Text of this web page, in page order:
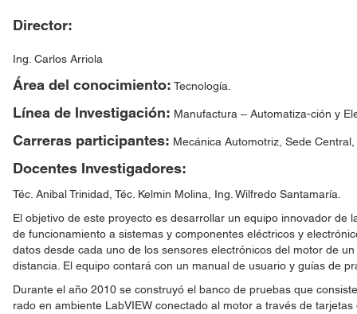
Director:
Ing. Carlos Arriola
Área del conocimiento: Tecnología.
Línea de Investigación: Manufactura – Automatiza-ción y
Carreras participantes: Mecánica Automotriz, Sede
Docentes Investigadores:
Téc. Anibal Trinidad, Téc. Kelmin Molina, Ing. Wilfredo Santamaría.
El objetivo de este proyecto es desarrollar un equipo innovador
de funcionamiento a sistemas y componentes eléctricos y
datos desde cada uno de los sensores electrónicos del motor de
distancia. El equipo contará con un manual de usuario y guías de
Durante el año 2010 se construyó el banco de pruebas que
rado en ambiente LabVIEW conectado al motor a través de